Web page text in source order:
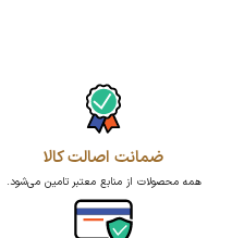
ضمانت اصالت کالا
همه محصولات از منابع معتبر تامین می‌شود.